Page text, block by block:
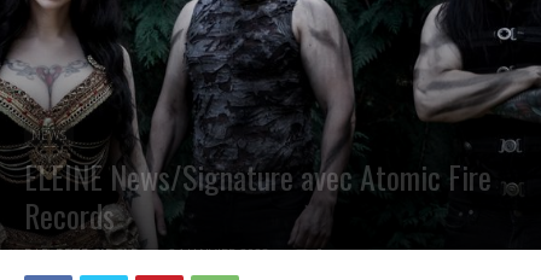
NEWS
ELEINE News/Signature avec Atomic Fire
Records
PAR PETE CIRCLE 24 JANVIER 2022 0